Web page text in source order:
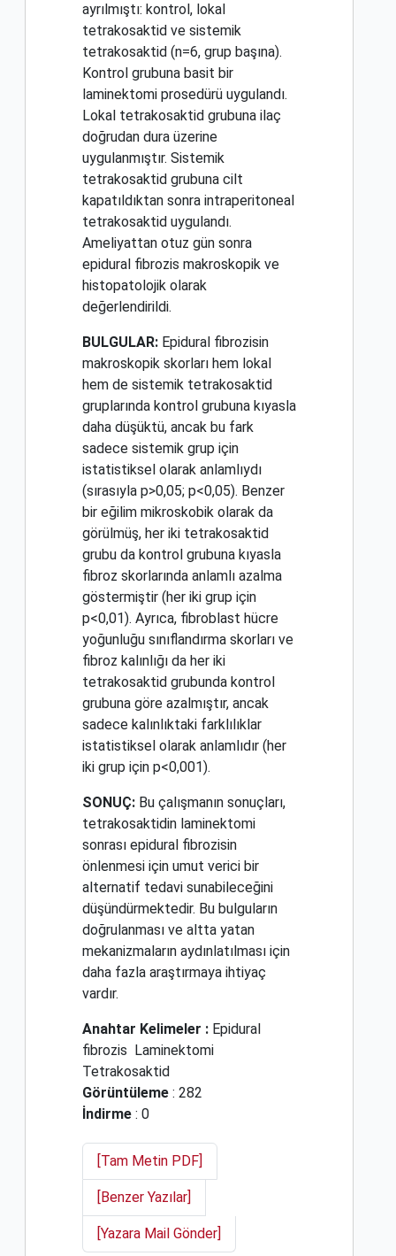
ayrılmıştı: kontrol, lokal
tetrakosaktid ve sistemik
tetrakosaktid (n=6, grup başına).
Kontrol grubuna basit bir
laminektomi prosedürü uygulandı.
Lokal tetrakosaktid grubuna ilaç
doğrudan dura üzerine
uygulanmıştır. Sistemik
tetrakosaktid grubuna cilt
kapatıldıktan sonra intraperitoneal
tetrakosaktid uygulandı.
Ameliyattan otuz gün sonra
epidural fibrozis makroskopik ve
histopatolojik olarak
değerlendirildi.
BULGULAR: Epidural fibrozisin
makroskopik skorları hem lokal
hem de sistemik tetrakosaktid
gruplarında kontrol grubuna kıyasla
daha düşüktü, ancak bu fark
sadece sistemik grup için
istatistiksel olarak anlamlıydı
(sırasıyla p>0,05; p<0,05). Benzer
bir eğilim mikroskobik olarak da
görülmüş, her iki tetrakosaktid
grubu da kontrol grubuna kıyasla
fibroz skorlarında anlamlı azalma
göstermiştir (her iki grup için
p<0,01). Ayrıca, fibroblast hücre
yoğunluğu sınıflandırma skorları ve
fibroz kalınlığı da her iki
tetrakosaktid grubunda kontrol
grubuna göre azalmıştır, ancak
sadece kalınlıktaki farklılıklar
istatistiksel olarak anlamlıdır (her
iki grup için p<0,001).
SONUÇ: Bu çalışmanın sonuçları,
tetrakosaktidin laminektomi
sonrası epidural fibrozisin
önlenmesi için umut verici bir
alternatif tedavi sunabileceğini
düşündürmektedir. Bu bulguların
doğrulanması ve altta yatan
mekanizmaların aydınlatılması için
daha fazla araştırmaya ihtiyaç
vardır.
Anahtar Kelimeler : Epidural
fibrozis
Laminektomi
Tetrakosaktid
Görüntüleme : 282
İndirme : 0
[Tam Metin PDF]
[Benzer Yazılar]
[Yazara Mail Gönder]